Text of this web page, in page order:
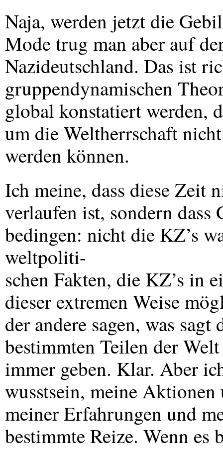
Naja, werden jetzt die
Mode trug man aber auf
Nazideutschland. Das ist
gruppendynamischen
global konstatiert werden,
um die Weltherrschaft
werden können.
Ich meine, dass diese Zeit
verlaufen ist, sondern dass
bedingen: nicht die KZ’s
weltpoliti-
schen Fakten, die KZ’s in
dieser extremen Weise
der andere sagen, was
bestimmten Teilen der
immer geben. Klar. Aber
wusstsein, meine
meiner Erfahrungen und
bestimmte Reize. Wenn